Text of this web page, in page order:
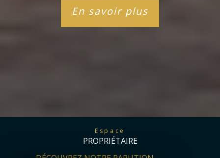
En savoir plus
Espace
PROPRIÉTAIRE